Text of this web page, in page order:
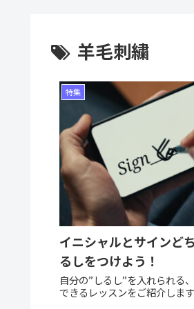
羊毛刺繍
特集
イニシャルとサインど
るしをつけよう！
自分の”しるし”を入れられる
できるレッスンをご紹介します